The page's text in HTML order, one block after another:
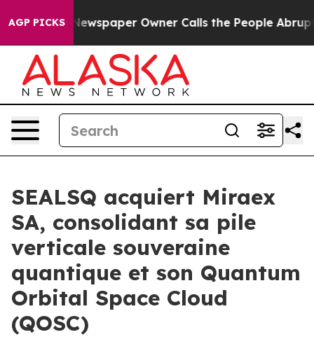
AGP PICKS Owner Calls the People Abruptly Laid off
SEALSQ acquiert Miraex
SA, consolidant sa pile
verticale souveraine
quantique et son Quantum
Orbital Space Cloud
(QOSC)